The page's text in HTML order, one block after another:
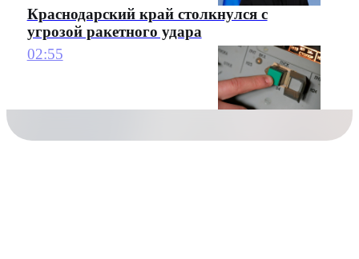
Краснодарский край столкнулся с
угрозой ракетного удара
02:55